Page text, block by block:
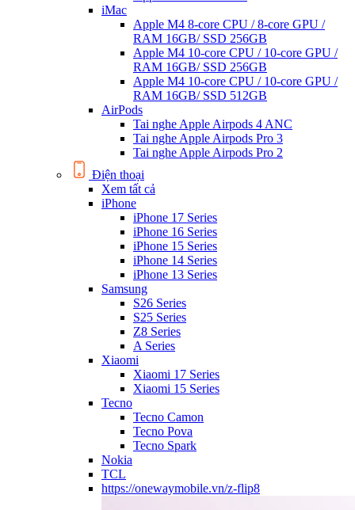
iMac
Apple M4 8-core CPU / 8-core GPU /
RAM 16GB/ SSD 256GB
Apple M4 10-core CPU / 10-core GPU /
RAM 16GB/ SSD 256GB
Apple M4 10-core CPU / 10-core GPU /
RAM 16GB/ SSD 512GB
AirPods
Tai nghe Apple Airpods 4 ANC
Tai nghe Apple Airpods Pro 3
Tai nghe Apple Airpods Pro 2
Điện thoại
Xem tất cả
iPhone
iPhone 17 Series
iPhone 16 Series
iPhone 15 Series
iPhone 14 Series
iPhone 13 Series
Samsung
S26 Series
S25 Series
Z8 Series
A Series
Xiaomi
Xiaomi 17 Series
Xiaomi 15 Series
Tecno
Tecno Camon
Tecno Pova
Tecno Spark
Nokia
TCL
https://onewaymobile.vn/z-flip8